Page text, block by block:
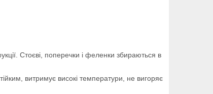
Стоєві, поперечки і феленки збираються в
витримує високі температури, не вигоряє